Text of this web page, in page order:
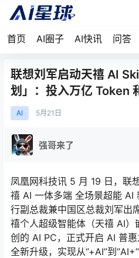
首页 AI圈子 AI快讯 问答
联想刘军启动天禧 AI
划」：投入万亿 Token
AI 5月 21日
强哥来了
凤凰网科技讯 5 月 19 日，联
禧 AI 一体多端 全场景超能 AI
行副总裁兼中国区总裁刘军出
禧个人超级智能体（天禧 AI
创的 AI PC，正式开启 AI 普
全新升级，实现从”+AI”到